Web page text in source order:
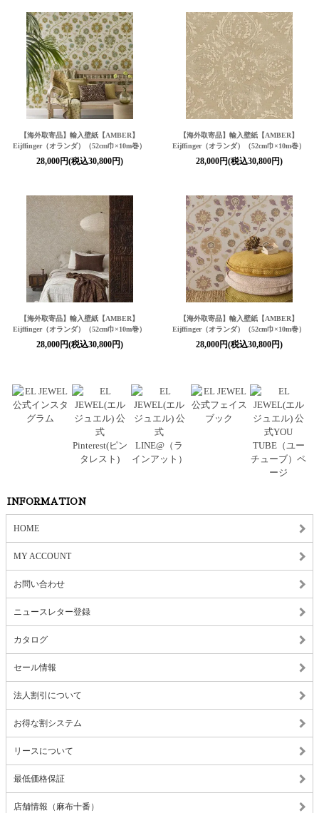
【海外取寄品】輸入壁紙 【AMBER】
Eijffinger（オランダ）（52cm巾×10m巻）
28,000円(税込30,800円)
【海外取寄品】輸入壁紙 【AMBER】
Eijffinger（オランダ）（52cm巾×10m巻）
28,000円(税込30,800円)
【海外取寄品】輸入壁紙 【AMBER】
Eijffinger（オランダ）（52cm巾×10m巻）
28,000円(税込30,800円)
【海外取寄品】輸入壁紙 【AMBER】
Eijffinger（オランダ）（52cm巾×10m巻）
28,000円(税込30,800円)
INFORMATION
HOME
MY ACCOUNT
お問い合わせ
ニュースレター登録
カタログ
セール情報
法人割引について
お得な割システム
リースについて
最低価格保証
店舗情報（麻布十番）